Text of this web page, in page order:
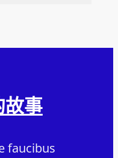
故事
faucibus